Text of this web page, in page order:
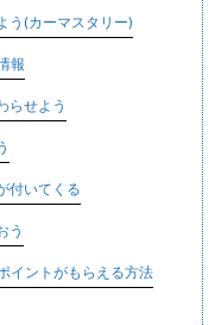
う(カーマスタリー)
報
らせよう
付いてくる
う
イントがもらえる方法